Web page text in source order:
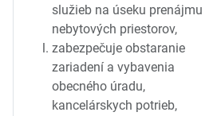
služieb na úseku prenájmu
nebytových priestorov,
zabezpečuje obstaranie
zariadení a vybavenia
obecného úradu,
kancelárskych potrieb,